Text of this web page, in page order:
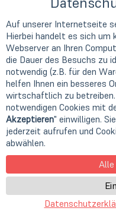
Technische Daten
Hersteller
Hersteller
HP
Gerätetyp
Notebook
Prozessor
Prozessor
Intel Core i5-8350U
Familie
Intel Core i5 (Gen 8)
Auf unserer Internetseite
Hierbei handelt es sich um
Webserver an Ihren
die Dauer des Besuchs zu
notwendig (z.B. für den
helfen Ihnen ein besseres
wirtschaftlich zu
notwendigen Cookies mit
Akzeptieren" einwilligen.
jederzeit aufrufen und
abwählen.